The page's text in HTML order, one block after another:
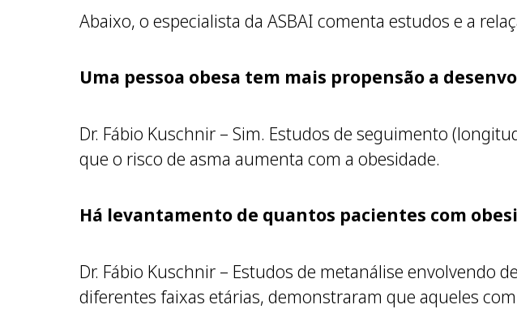
Abaixo, o especialista da ASBAI comenta estudos e a
Uma pessoa obesa tem mais propensão a
Dr. Fábio Kuschnir – Sim. Estudos de seguimento
que o risco de asma aumenta com a obesidade.
Há levantamento de quantos pacientes com
Dr. Fábio Kuschnir – Estudos de metanálise envolvendo
diferentes faixas etárias, demonstraram que aqueles